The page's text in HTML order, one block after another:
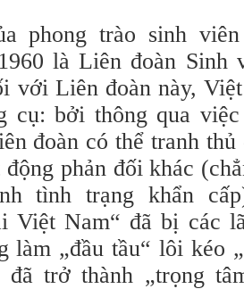
phong trào sinh
là Liên đoàn Sinh
với Liên đoàn này,
cụ: bởi thông qua
đoàn có thể tranh
phản đối khác
tình trạng khẩn
Việt Nam“ đã bị các
làm „đầu tầu“ lôi kéo
đã trở thành „trọng